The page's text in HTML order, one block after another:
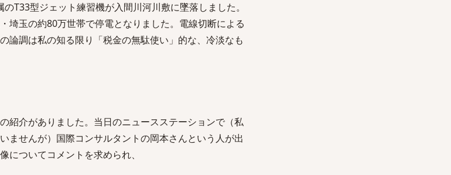
T33型ジェット練習機が入間川河川敷に墜落しました。
埼玉の約80万世帯で停電となりました。電線切断による
論調は私の知る限り「税金の無駄使い」的な、冷淡なも
紹介がありました。当日のニュースステーションで（私
ませんが）国際コンサルタントの岡本さんという人が出
についてコメントを求められ、